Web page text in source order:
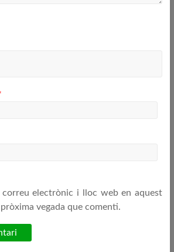
correu electrònic i lloc web en aquest
vegada que comenti.